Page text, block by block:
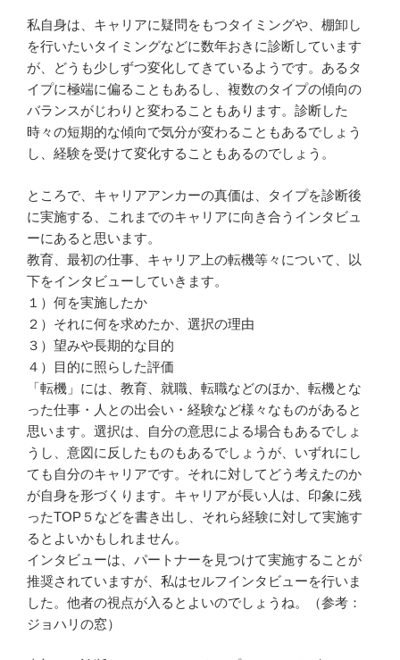
私自身は、キャリアに疑問をもつタイミングや、棚卸し
を行いたいタイミングなどに数年おきに診断しています
が、どうも少しずつ変化してきているようです。あるタ
イプに極端に偏ることもあるし、複数のタイプの傾向の
バランスがじわりと変わることもあります。診断した
時々の短期的な傾向で気分が変わることもあるでしょう
し、経験を受けて変化することもあるのでしょう。
ところで、キャリアアンカーの真価は、タイプを診断後
に実施する、これまでのキャリアに向き合うインタビュ
ーにあると思います。
教育、最初の仕事、キャリア上の転機等々について、以
下をインタビューしていきます。
１）何を実施したか
２）それに何を求めたか、選択の理由
３）望みや長期的な目的
４）目的に照らした評価
「転機」には、教育、就職、転職などのほか、転機とな
った仕事・人との出会い・経験など様々なものがあると
思います。選択は、自分の意思による場合もあるでしょ
うし、意図に反したものもあるでしょうが、いずれにし
ても自分のキャリアです。それに対してどう考えたのか
が自身を形づくります。キャリアが長い人は、印象に残
ったTOP５などを書き出し、それら経験に対して実施す
るとよいかもしれません。
インタビューは、パートナーを見つけて実施することが
推奨されていますが、私はセルフインタビューを行いま
した。他者の視点が入るとよいのでしょうね。（参考：
ジョハリの窓）